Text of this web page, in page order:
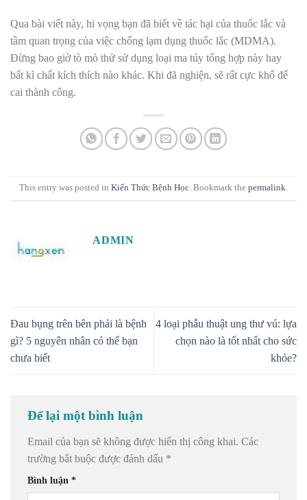
Qua bài viết này, hi vọng bạn đã biết về tác hại của thuốc lắc và
tầm quan trọng của việc chống lạm dụng thuốc lắc (MDMA).
Đừng bao giờ tò mò thử sử dụng loại ma túy tổng hợp này hay
bất kì chất kích thích nào khác. Khi đã nghiện, sẽ rất cực khổ để
cai thành công.
This entry was posted in Kiến Thức Bệnh Học. Bookmark the permalink.
ADMIN
Đau bụng trên bên phải là bệnh
gì? 5 nguyên nhân có thể bạn
chưa biết
4 loại phẫu thuật ung thư vú: lựa
chọn nào là tốt nhất cho sức
khỏe?
Để lại một bình luận
Email của bạn sẽ không được hiển thị công khai. Các
trường bắt buộc được đánh dấu *
Bình luận *